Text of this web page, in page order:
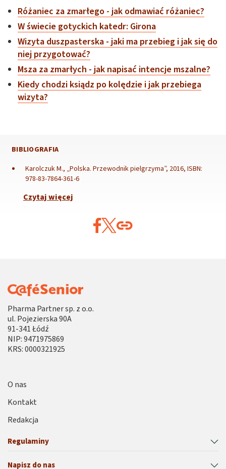
Różaniec za zmarłego - jak odmawiać różaniec?
W świecie gotyckich katedr: Girona
Wizyta duszpasterska - jaki ma przebieg i jak się do
niej przygotować?
Msza za zmarłych - jak napisać intencje mszalne?
Kiedy chodzi ksiądz po kolędzie i jak przebiega
wizyta?
BIBLIOGRAFIA
Karolczuk M., „Polska. Przewodnik pielgrzyma”, 2016, ISBN:
978-83-7864-361-6
Czytaj więcej
Pharma Partner sp. z o.o.
ul. Pojezierska 90A
91-341 Łódź
NIP: 9471975869
KRS: 0000321925
Regulaminy
Napisz do nas
O nas
Kontakt
Redakcja